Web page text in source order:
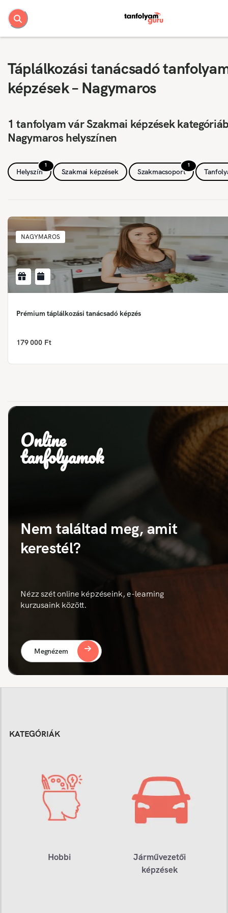
Táplálkozási tanácsadó
képzések – Nagymaros
1 tanfolyam vár Szakmai képzések
Nagymaros helyszínen
1
Helyszín Szakmai képzések
1
Szakmacsoport
NAGYMAROS
Prémium táplálkozási tanácsadó képzés
179 000 Ft
Online
tanfolyamok
Nem találtad meg, amit
kerestél?
Nézz szét online képzéseink, e-learning
kurzusaink között.
Megnézem
KATEGÓRIÁK
Hobbi
Járművezetői
képzések